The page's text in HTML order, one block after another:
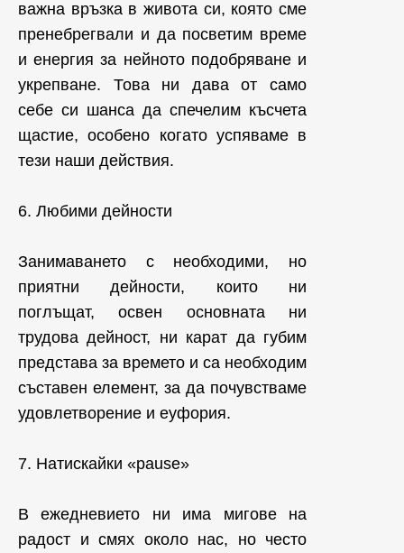
важна връзка в живота си, която сме
пренебрегвали и да посветим време
и енергия за нейното подобряване и
укрепване. Това ни дава от само
себе си шанса да спечелим късчета
щастие, особено когато успяваме в
тези наши действия.
6. Любими дейности
Занимаването с необходими, но
приятни дейности, които ни
поглъщат, освен основната ни
трудова дейност, ни карат да губим
представа за времето и са необходим
съставен елемент, за да почувстваме
удовлетворение и еуфория.
7. Натискайки «pause»
В ежедневието ни има мигове на
радост и смях около нас, но често